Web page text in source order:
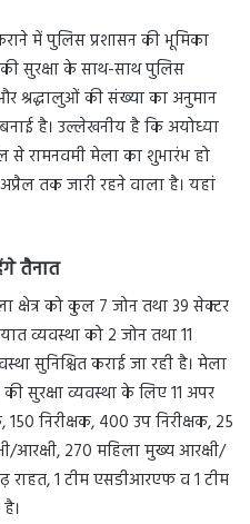
में पुलिस प्रशासन की भूमिका
सुरक्षा के साथ-साथ पुलिस
श्रद्धालुओं की संख्या का अनुमान
है। उल्लेखनीय है कि अयोध्या
से रामनवमी मेला का शुभारंभ हो
तक जारी रहने वाला है। यहां
तैनात
क्षेत्र को कुल 7 जोन तथा 39 सेक्टर
व्यवस्था को 2 जोन तथा 11
सुनिश्चित कराई जा रही है। मेला
सुरक्षा व्यवस्था के लिए 11 अपर
निरीक्षक, 400 उप निरीक्षक, 25
आरक्षी, 270 महिला मुख्य आरक्षी/
राहत, 1 टीम एसडीआरएफ व 1 टीम